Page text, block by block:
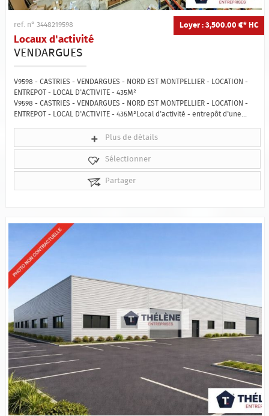
Loyer : 3,500.00 €* HC
ref. n° 3448219598
Locaux d'activité
VENDARGUES
V9598 - CASTRIES - VENDARGUES - NORD EST MONTPELLIER - LOCATION -
ENTREPOT - LOCAL D'ACTIVITE - 435M²
V9598 - CASTRIES - VENDARGUES - NORD EST MONTPELLIER - LOCATION -
ENTREPOT - LOCAL D'ACTIVITE - 435M²Local d'activité - entrepôt d'une...
Plus de détails
Sélectionner
Partager